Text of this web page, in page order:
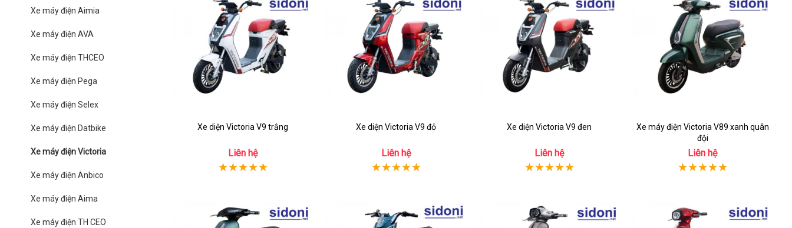
Xe diện Victoria V9 trắng
Liên hệ
Xe diện Victoria V9 đỏ
Liên hệ
Xe diện Victoria V9 đen
Liên hệ
Xe máy điện Victoria V89 xanh quân
đội
Liên hệ
Xe máy điện Aimia
Xe máy điện AVA
Xe máy điện THCEO
Xe máy điện Pega
Xe máy điện Selex
Xe máy điện Datbike
Xe máy điện Victoria
Xe máy điện Anbico
Xe máy điện Aima
Xe máy điện TH CEO